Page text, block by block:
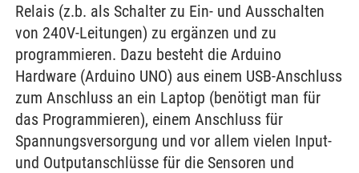
Relais (z.b. als Schalter zu Ein- und Ausschalten
von 240V-Leitungen) zu ergänzen und zu
programmieren. Dazu besteht die Arduino
Hardware (Arduino UNO) aus einem USB-Anschluss
zum Anschluss an ein Laptop (benötigt man für
das Programmieren), einem Anschluss für
Spannungsversorgung und vor allem vielen Input-
und Outputanschlüsse für die Sensoren und